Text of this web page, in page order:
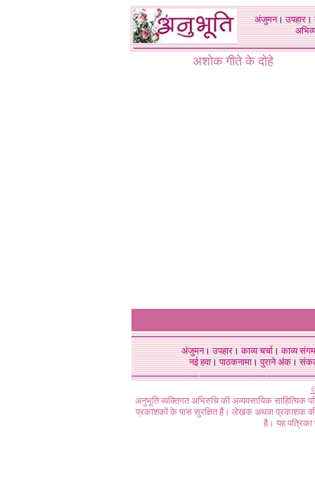
अंजुमन।उपहार।
अशोक गीते के दोहे
अंजुमन।उपहार।काव्य चर्चा।काव्य संगम
नई हवा। पाठकनामा। पुराने अंक।
अनुभूति व्यक्तिगत अभिरुचि की अव्यवसायिक
प्रकाशकों के पास सुरक्षित हैं। लेखक अथवा प्रकाशक की
है। यह पत्रिका